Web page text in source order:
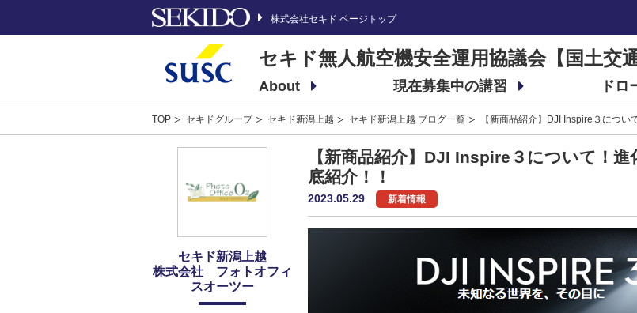
株式会社セキド ページトップ
セキド無人航空機安全運用協議会【国土交
About 現在募集中の講習 ドロ
TOP セキドグループ セキド新潟上越 セキド新潟上越 ブログ一覧 【新商品紹介】DJI Inspire３につい
セキド新潟上越
株式会社 フォトオフィ
スオーツー
【新商品紹介】DJI Inspire３について！進
底紹介！！
2023.05.29 新着情報